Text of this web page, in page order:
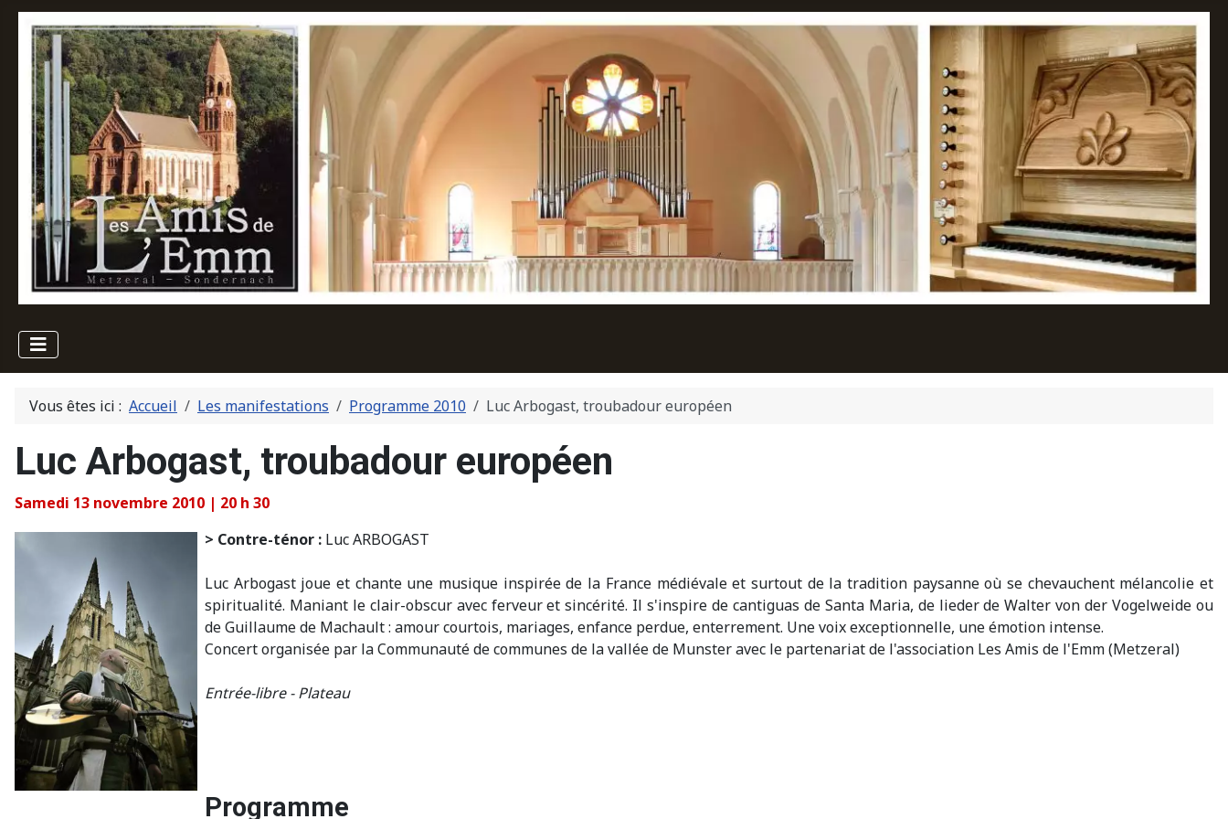
Vous êtes ici : Accueil Les manifestations Programme 2010 Luc Arbogast, troubadour européen
Luc Arbogast, troubadour européen
Samedi 13 novembre 2010 | 20 h 30
> Contre-ténor : Luc ARBOGAST
Luc Arbogast joue et chante une musique inspirée de la France médiévale et surtout de la tradition paysanne où se chevauchent mélancolie et
spiritualité. Maniant le clair-obscur avec ferveur et sincérité. Il s'inspire de cantiguas de Santa Maria, de lieder de Walter von der Vogelweide ou
de Guillaume de Machault : amour courtois, mariages, enfance perdue, enterrement. Une voix exceptionnelle, une émotion intense.
Concert organisée par la Communauté de communes de la vallée de Munster avec le partenariat de l'association Les Amis de l'Emm (Metzeral)
Entrée-libre - Plateau
Programme